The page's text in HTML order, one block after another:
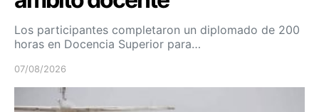
Los participantes completaron un diplomado de 200
horas en Docencia Superior para…
07/08/2026